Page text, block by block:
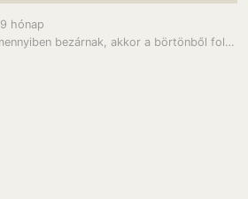
9 hónap
Iványi Gábor: „Amennyiben bezárnak, akkor a börtönből folytatom majd a…